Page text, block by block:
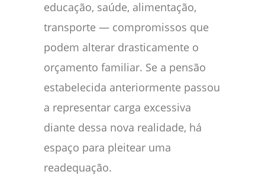
educação, saúde, alimentação,
transporte — compromissos que
podem alterar drasticamente o
orçamento familiar. Se a pensão
estabelecida anteriormente passou
a representar carga excessiva
diante dessa nova realidade, há
espaço para pleitear uma
readequação.